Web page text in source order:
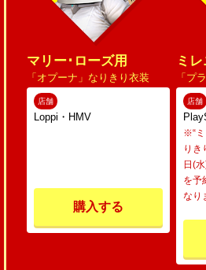
マリー･ローズ用
「オプーナ」なりきり衣装
店舗
Loppi・HMV
購入する
ミ
「プ
店舗
※“ミ
りき
日(
を予
なり